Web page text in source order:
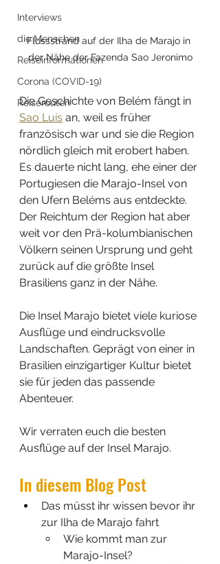
Interviews
die Menschen
Reiseinformationen
Corona (COVID-19)
Reiserouten
Flussstrand auf der Ilha de Marajo in
der Nähe der Fazenda Sao Jeronimo
Die Geschichte von Belém fängt in
Sao Luís an, weil es früher
französisch war und sie die Region
nördlich gleich mit erobert haben.
Es dauerte nicht lang, ehe einer der
Portugiesen die Marajo-Insel von
den Ufern Beléms aus entdeckte.
Der Reichtum der Region hat aber
weit vor den Prä-kolumbianischen
Völkern seinen Ursprung und geht
zurück auf die größte Insel
Brasiliens ganz in der Nähe.
Die Insel Marajo bietet viele kuriose
Ausflüge und eindrucksvolle
Landschaften. Geprägt von einer in
Brasilien einzigartiger Kultur bietet
sie für jeden das passende
Abenteuer.
Wir verraten euch die besten
Ausflüge auf der Insel Marajo.
In diesem Blog Post
Das müsst ihr wissen bevor ihr
zur Ilha de Marajo fahrt
Wie kommt man zur
Marajo-Insel?